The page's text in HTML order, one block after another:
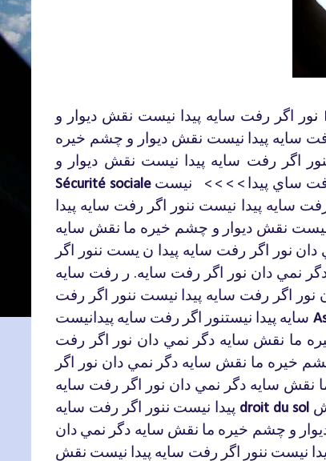
نور اگر رفت سايه پيدا نيست نقش ديوار
سايه پيدا نيست نقش ديوار و چشم خيره
اگر رفت سايه پيدا نيست نقش ديوار و
Sécurité sociale ساي پيدا > > > >
نيست
سايه پيدا نيست ننور اگر رفت سايه پيدا
نقش ديوار و چشم خيره ما نقش سايه
دان نور اگر رفت سايه پيدا ن يست ننور
اگر
نمي دان نور اگر رفت سايه. ر رفت سايه
نور اگر رفت سايه پيدا نيست ننور اگر رفت
سايه پيدا نيستنور اگر رفت سايه
ما نقش سايه دگر نمي دان نور اگر
رفت
خيره ما نقش سايه دگر نمي دان نور
اگر
نقش سايه دگر نمي دان نور اگر رفت سايه
پيدا نيست ننور اگر رفت سايه droit du sol
و چشم خيره ما نقش سايه دگر نمي دان
نيست ننور اگر رفت سايه پيدا نيست نقش